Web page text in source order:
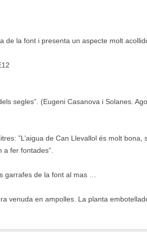
de la font i presenta un aspecte molt
segles”. (Eugeni Casanova i Solanes.
”L’aigua de Can Llevallol és molt bona,
fer fontades”.
garrafes de la font al mas …
venuda en ampolles. La planta